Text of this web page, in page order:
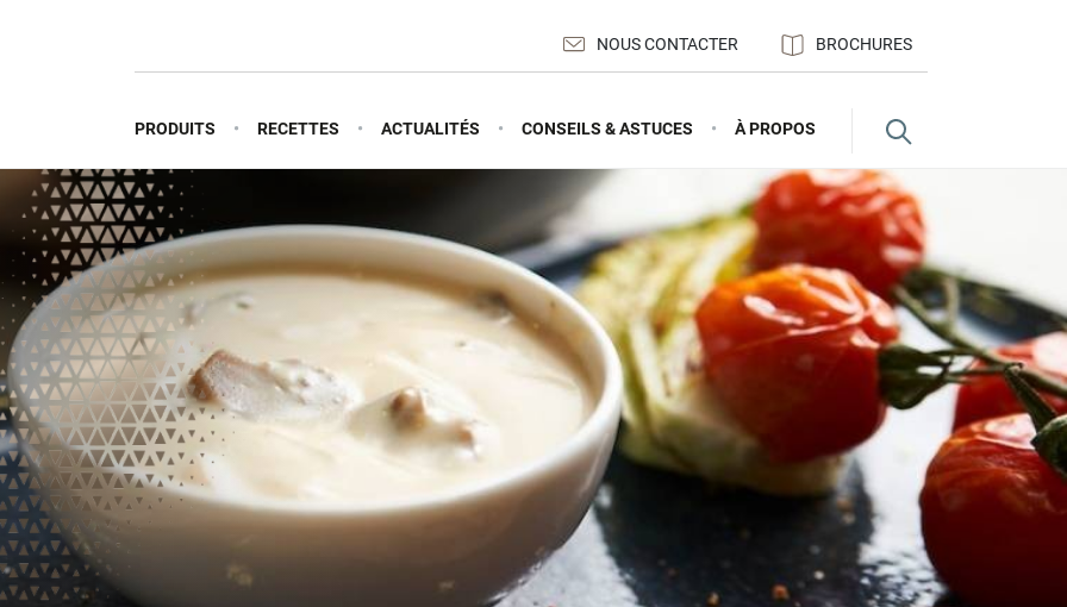
NOUS CONTACTER BROCHURES
PRODUITS RECETTES ACTUALITÉS CONSEILS & ASTUCES À PROPOS